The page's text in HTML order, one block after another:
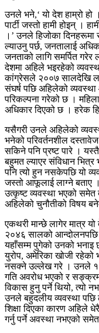
उनले भने,‘ यो देश हाम्रो हो
पार्टी जस्तो हामी होइन् ।
।’ उनले हिजोका
ल्याउनु पर्छ, जनतालाई
जनताको लागि समर्पित गरेर
देशमा अहिले भइरहेको
कांग्रेसले २००७ सालदेखि
संघर्ष पछि अहिलेको
परिकल्पना गरेको छ ।
अधिकार दिएको छ । हरेक
यसैगरी उनले अहिलेको
भनेको परिवर्तनशील
सकिने पनि प्रष्ट पारे । यस्तै
बहुमत ल्याएर संविधान
पनि त्यो हुन नसकेपछि यो
जस्तो आफूलाई लाग्ने बताए
उत्कृष्ट व्यवस्था भएको समेत
अहिलेको चुनौतीको विषय
एकथरी मान्छे लागेर मात्र
२०४६ सालको
यहाँसम्म पुगेको उनको भनाइ
युरोप, अमेरिका खोजी रहेको
नसक्ने उल्लेख गरे । उनले १०
गति अवरोध भएको र
विकास हुनु पर्ने थियो, त्यो
उनले बहुदलीय व्यवस्था पछि
शिक्षा दिएका कारण अहिले
गर्नु पर्ने अवस्था नभएको